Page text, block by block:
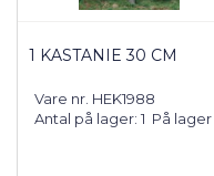
1 KASTANIE 30 CM
Vare nr. HEK1988
Antal på lager: 1 På lager